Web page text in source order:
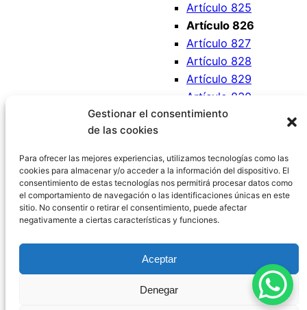
Gestionar el consentimiento
de las cookies
Para ofrecer las mejores experiencias, utilizamos tecnologías como las
cookies para almacenar y/o acceder a la información del dispositivo. El
consentimiento de estas tecnologías nos permitirá procesar datos como
el comportamiento de navegación o las identificaciones únicas en este
sitio. No consentir o retirar el consentimiento, puede afectar
negativamente a ciertas características y funciones.
Aceptar
Denegar
Artículo 825
Artículo 826
Artículo 827
Artículo 828
Artículo 829
Artículo 830
Artículo 831
Política de Privacidad
Política de